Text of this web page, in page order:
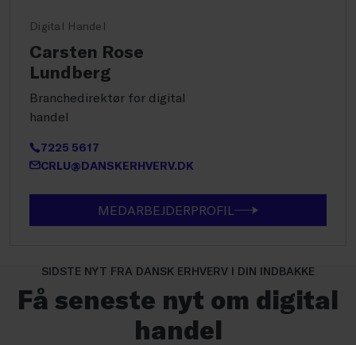
Digital Handel
Carsten Rose
Lundberg
Branchedirektør for digital
handel
7225 5617
CRLU@DANSKERHVERV.DK
MEDARBEJDERPROFIL
SIDSTE NYT FRA DANSK ERHVERV I DIN INDBAKKE
Få seneste nyt om digital
handel